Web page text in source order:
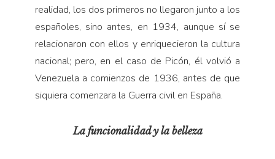
realidad, los dos primeros no llegaron junto a los
españoles, sino antes, en 1934, aunque sí se
relacionaron con ellos y enriquecieron la cultura
nacional; pero, en el caso de Picón, él volvió a
Venezuela a comienzos de 1936, antes de que
siquiera comenzara la Guerra civil en España.
La funcionalidad y la belleza